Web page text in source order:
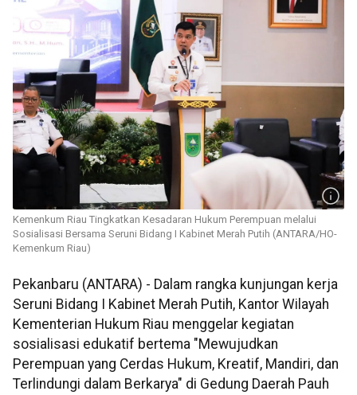
Kemenkum Riau Tingkatkan Kesadaran Hukum Perempuan melalui
Sosialisasi Bersama Seruni Bidang I Kabinet Merah Putih (ANTARA/HO-
Kemenkum Riau)
Pekanbaru (ANTARA) - Dalam rangka kunjungan kerja
Seruni Bidang I Kabinet Merah Putih, Kantor Wilayah
Kementerian Hukum Riau menggelar kegiatan
sosialisasi edukatif bertema "Mewujudkan
Perempuan yang Cerdas Hukum, Kreatif, Mandiri, dan
Terlindungi dalam Berkarya" di Gedung Daerah Pauh